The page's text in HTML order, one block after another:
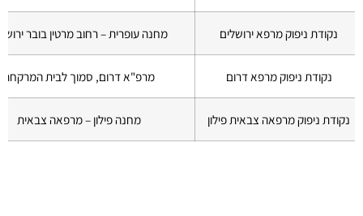
נקודת ניפוק מרפא ירושלים מחנה עופרית – רחוב מרטין בובר
נקודת ניפוק מרפא דרום מרפ"א דרום, סמוך לבית המרקחת
נקודת ניפוק מרפאה צבאית פילון מחנה פילון – מרפאה צבאית